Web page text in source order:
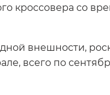
кроссовера со
внешности,
всего по